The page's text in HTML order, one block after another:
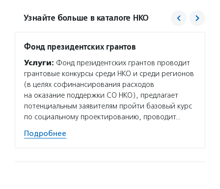
Узнайте больше в каталоге НКО
Фонд президентских грантов
Услуги: Фонд президентских грантов проводит
грантовые конкурсы среди НКО и среди регионов
(в целях софинансирования расходов
на оказание поддержки СО НКО), предлагает
потенциальным заявителям пройти базовый курс
по социальному проектированию, проводит…
Подробнее